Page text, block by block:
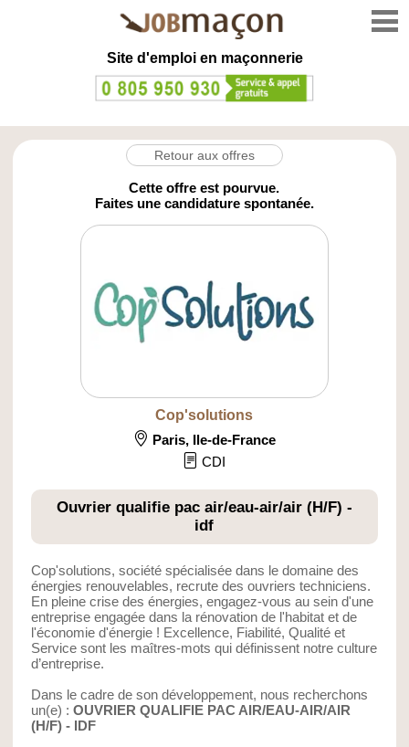
Site d'emploi en maçonnerie
Retour aux offres
Cette offre est pourvue.
Faites une candidature spontanée.
Cop'solutions
Paris, Ile-de-France
CDI
Ouvrier qualifie pac air/eau-air/air (H/F) -
idf
Cop'solutions, société spécialisée dans le domaine des
énergies renouvelables, recrute des ouvriers techniciens.
En pleine crise des énergies, engagez-vous au sein d'une
entreprise engagée dans la rénovation de l'habitat et de
l'économie d'énergie ! Excellence, Fiabilité, Qualité et
Service sont les maîtres-mots qui définissent notre culture
d’entreprise.
Dans le cadre de son développement, nous recherchons
un(e) : OUVRIER QUALIFIE PAC AIR/EAU-AIR/AIR
(H/F) - IDF